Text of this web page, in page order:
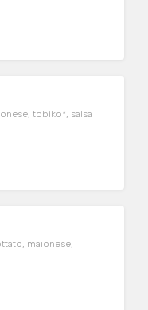
tobiko*, salsa
maionese,